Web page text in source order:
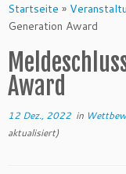
Startseite »
Generation Award
Award
12 Dez., 2022 in
aktualisiert)